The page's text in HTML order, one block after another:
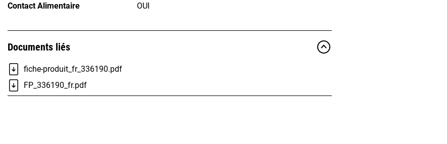
Contact Alimentaire
OUI
Documents liés
fiche-produit_fr_336190.pdf
FP_336190_fr.pdf